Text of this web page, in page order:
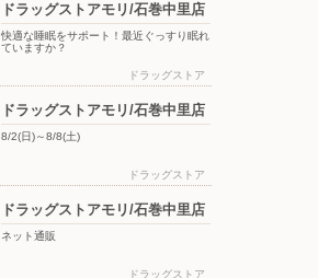
ドラッグストアモリ/石巻中里店
快適な睡眠をサポート！最近ぐっすり眠れ
ていますか？
ドラッグストア
ドラッグストアモリ/石巻中里店
8/2(日)～8/8(土)
ドラッグストア
ドラッグストアモリ/石巻中里店
ネット通販
ドラッグストア